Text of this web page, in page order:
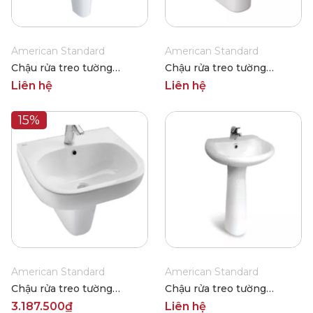
American Standard
Chậu rửa treo tường
American Standard WP-
F511/F711
Liên hệ
American Standard
Chậu rửa treo tường
American Standard 0553-
WT/0740-WT
Liên hệ
15%
American Standard
Chậu rửa treo tường
American Standard 0955-
3.187.500₫
American Standard
Chậu rửa treo tường
American Standard VF-
Liên hệ